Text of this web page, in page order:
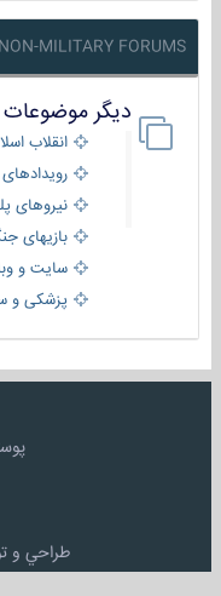
NON-MILITARY FORUMS - سایر بخشها
دیگر موضوعات
انقلاب
رویدادهای
نیروهای
بازیهای
سایت و
پزشکی و
طراحي و